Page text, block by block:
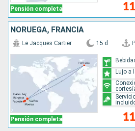
Pensión completa
NORUEGA, FRANCIA
Pensión completa
Le Jacques Cartier 15 d
Lujo a